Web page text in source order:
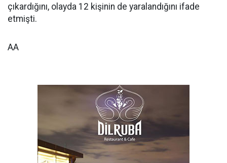
çıkardığını, olayda 12 kişinin de yaralandığını ifade
etmişti.
AA